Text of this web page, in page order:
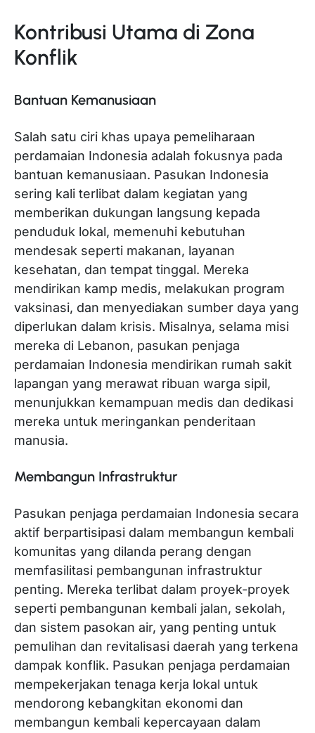
Kontribusi Utama di Zona
Konflik
Bantuan Kemanusiaan
Salah satu ciri khas upaya pemeliharaan
perdamaian Indonesia adalah fokusnya pada
bantuan kemanusiaan. Pasukan Indonesia
sering kali terlibat dalam kegiatan yang
memberikan dukungan langsung kepada
penduduk lokal, memenuhi kebutuhan
mendesak seperti makanan, layanan
kesehatan, dan tempat tinggal. Mereka
mendirikan kamp medis, melakukan program
vaksinasi, dan menyediakan sumber daya yang
diperlukan dalam krisis. Misalnya, selama misi
mereka di Lebanon, pasukan penjaga
perdamaian Indonesia mendirikan rumah sakit
lapangan yang merawat ribuan warga sipil,
menunjukkan kemampuan medis dan dedikasi
mereka untuk meringankan penderitaan
manusia.
Membangun Infrastruktur
Pasukan penjaga perdamaian Indonesia secara
aktif berpartisipasi dalam membangun kembali
komunitas yang dilanda perang dengan
memfasilitasi pembangunan infrastruktur
penting. Mereka terlibat dalam proyek-proyek
seperti pembangunan kembali jalan, sekolah,
dan sistem pasokan air, yang penting untuk
pemulihan dan revitalisasi daerah yang terkena
dampak konflik. Pasukan penjaga perdamaian
mempekerjakan tenaga kerja lokal untuk
mendorong kebangkitan ekonomi dan
membangun kembali kepercayaan dalam